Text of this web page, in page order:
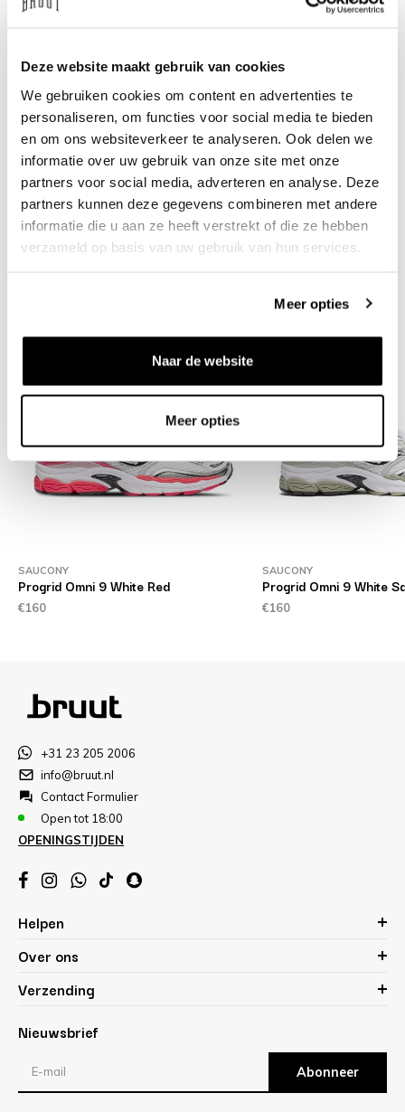
Deze website maakt gebruik van cookies
We gebruiken cookies om content en advertenties te
personaliseren, om functies voor social media te bieden
en om ons websiteverkeer te analyseren. Ook delen we
informatie over uw gebruik van onze site met onze
partners voor social media, adverteren en analyse. Deze
partners kunnen deze gegevens combineren met andere
informatie die u aan ze heeft verstrekt of die ze hebben
verzameld op basis van uw gebruik van hun services.
Meer opties
Naar de website
Meer opties
Hulp nodig?We helpen
Live chat
Over dit product
Verzenden & retourneren
Gerelateerde producten
SAUCONY
Progrid Omni 9 White Red
€160
SAUCONY
Progrid Omni 9 White
€160
+31 23 205 2006
info@bruut.nl
Contact Formulier
Open tot 18:00
OPENINGSTIJDEN
Helpen
Over ons
Verzending
Nieuwsbrief
Abonneer